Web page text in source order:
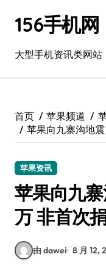
156手机网
大型手机资讯类网
首页 苹果频道
苹果向九寨沟地
苹果资讯
苹果向九
万 非首次
由 dawei 8 月 12,